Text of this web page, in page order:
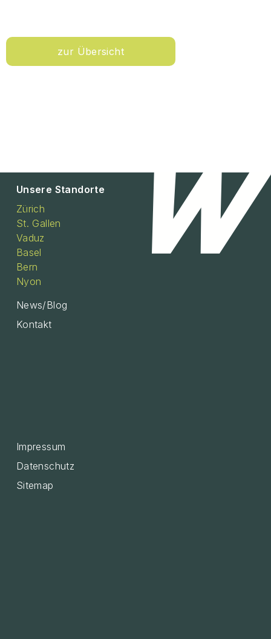
zur Übersicht
Unsere Standorte
Zürich
St. Gallen
Vaduz
Basel
Bern
Nyon
News/Blog
Kontakt
Impressum
Datenschutz
Sitemap